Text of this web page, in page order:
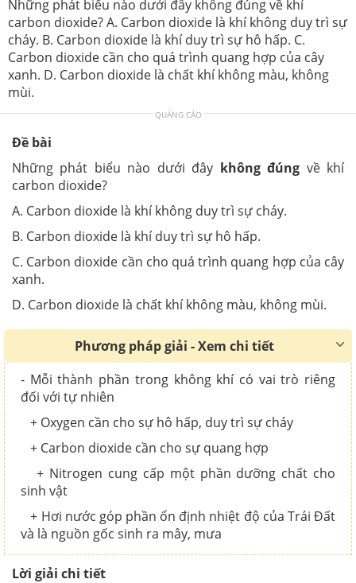
Những phát biểu nào dưới đây không đúng về khí
carbon dioxide? A. Carbon dioxide là khí không duy trì sự
cháy. B. Carbon dioxide là khí duy trì sự hô hấp. C.
Carbon dioxide cần cho quá trình quang hợp của cây
xanh. D. Carbon dioxide là chất khí không màu, không
mùi.
QUẢNG CÁO
Đề bài
Những phát biểu nào dưới đây không đúng về khí
carbon dioxide?
A. Carbon dioxide là khí không duy trì sự cháy.
B. Carbon dioxide là khí duy trì sự hô hấp.
C. Carbon dioxide cần cho quá trình quang hợp của cây
xanh.
D. Carbon dioxide là chất khí không màu, không mùi.
Phương pháp giải - Xem chi tiết
- Mỗi thành phần trong không khí có vai trò riêng
đối với tự nhiên
+ Oxygen cần cho sự hô hấp, duy trì sự cháy
+ Carbon dioxide cần cho sự quang hợp
+ Nitrogen cung cấp một phần dưỡng chất cho
sinh vật
+ Hơi nước góp phần ổn định nhiệt độ của Trái Đất
và là nguồn gốc sinh ra mây, mưa
Lời giải chi tiết